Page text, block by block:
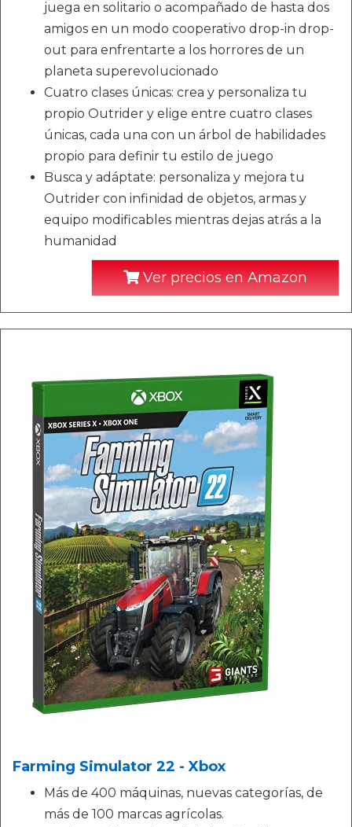
juega en solitario o acompañado de hasta dos
amigos en un modo cooperativo drop-in drop-
out para enfrentarte a los horrores de un
planeta superevolucionado
Cuatro clases únicas: crea y personaliza tu
propio Outrider y elige entre cuatro clases
únicas, cada una con un árbol de habilidades
propio para definir tu estilo de juego
Busca y adáptate: personaliza y mejora tu
Outrider con infinidad de objetos, armas y
equipo modificables mientras dejas atrás a la
humanidad
Ver precios en Amazon
Farming Simulator 22 - Xbox
Más de 400 máquinas, nuevas categorías, de
más de 100 marcas agrícolas.